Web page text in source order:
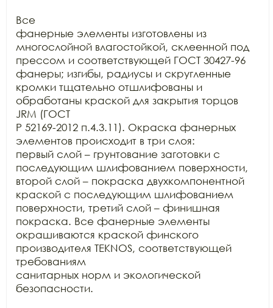
Все
фанерные элементы изготовлены из
многослойной влагостойкой, склеенной под
прессом и соответствующей ГОСТ 30427-96
фанеры; изгибы, радиусы и скругленные
кромки тщательно отшлифованы и
обработаны краской для закрытия торцов
JRM (ГОСТ
Р 52169-2012 п.4.3.11). Окраска фанерных
элементов происходит в три слоя:
первый слой – грунтование заготовки с
последующим шлифованием поверхности,
второй слой – покраска двухкомпонентной
краской с последующим шлифованием
поверхности, третий слой – финишная
покраска. Все фанерные элементы
окрашиваются краской финского
производителя TEKNOS, соответствующей
требованиям
санитарных норм и экологической
безопасности.